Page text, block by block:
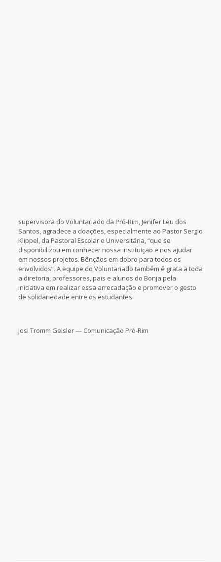
supervisora do Voluntariado da Pró-Rim, Jenifer Leu dos
Santos, agradece a doações, especialmente ao Pastor Sergio
Klippel, da Pastoral Escolar e Universitária, “que se
disponibilizou em conhecer nossa instituição e nos ajudar
em nossos projetos. Bênçãos em dobro para todos os
envolvidos”. A equipe do Voluntariado também é grata a toda
a diretoria, professores, pais e alunos do Bonja pela
iniciativa em realizar essa arrecadação e promover o gesto
de solidariedade entre os estudantes.
Josi Tromm Geisler — Comunicação Pró-Rim